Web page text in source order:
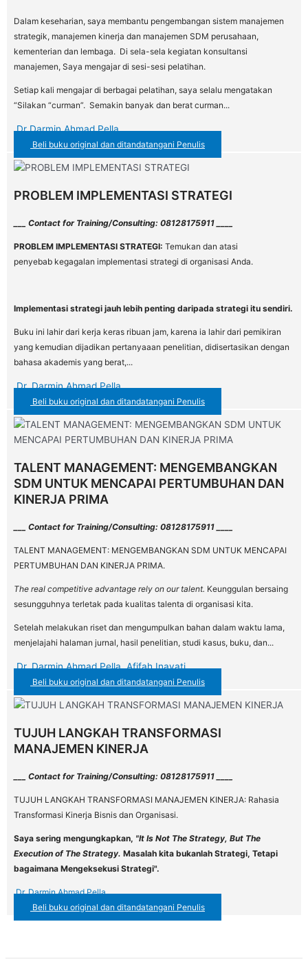
Dalam keseharian, saya membantu pengembangan sistem manajemen
strategik, manajemen kinerja dan manajemen SDM perusahaan,
kementerian dan lembaga. Di sela-sela kegiatan konsultansi
manajemen, Saya mengajar di sesi-sesi pelatihan.
Setiap kali mengajar di berbagai pelatihan, saya selalu mengatakan
“Silakan “curman”. Semakin banyak dan berat curman...
Dr Darmin Ahmad Pella
Beli buku original dan ditandatangani Penulis
PROBLEM IMPLEMENTASI STRATEGI
___ Contact for Training/Consulting: 08128175911 ____
PROBLEM IMPLEMENTASI STRATEGI: Temukan dan atasi
penyebab kegagalan implementasi strategi di organisasi Anda.
Implementasi strategi jauh lebih penting daripada strategi itu sendiri.
Buku ini lahir dari kerja keras ribuan jam, karena ia lahir dari pemikiran
yang kemudian dijadikan pertanyaaan penelitian, didisertasikan dengan
bahasa akademis yang berat,...
Dr. Darmin Ahmad Pella
Beli buku original dan ditandatangani Penulis
TALENT MANAGEMENT: MENGEMBANGKAN
SDM UNTUK MENCAPAI PERTUMBUHAN DAN
KINERJA PRIMA
___ Contact for Training/Consulting: 08128175911 ____
TALENT MANAGEMENT: MENGEMBANGKAN SDM UNTUK MENCAPAI
PERTUMBUHAN DAN KINERJA PRIMA.
The real competitive advantage rely on our talent. Keunggulan bersaing
sesungguhnya terletak pada kualitas talenta di organisasi kita.
Setelah melakukan riset dan mengumpulkan bahan dalam waktu lama,
menjelajahi halaman jurnal, hasil penelitian, studi kasus, buku, dan...
Dr. Darmin Ahmad Pella, Afifah Inayati
Beli buku original dan ditandatangani Penulis
TUJUH LANGKAH TRANSFORMASI
MANAJEMEN KINERJA
___ Contact for Training/Consulting: 08128175911 ____
TUJUH LANGKAH TRANSFORMASI MANAJEMEN KINERJA: Rahasia
Transformasi Kinerja Bisnis dan Organisasi.
Saya sering mengungkapkan, "It Is Not The Strategy, But The
Execution of The Strategy. Masalah kita bukanlah Strategi, Tetapi
bagaimana Mengeksekusi Strategi".
Dr. Darmin Ahmad Pella
Beli buku original dan ditandatangani Penulis